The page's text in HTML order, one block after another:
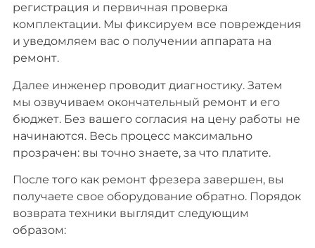
регистрация и первичная проверка
комплектации. Мы фиксируем все повреждения
и уведомляем вас о получении аппарата на
ремонт.
Далее инженер проводит диагностику. Затем
мы озвучиваем окончательный ремонт и его
бюджет. Без вашего согласия на цену работы не
начинаются. Весь процесс максимально
прозрачен: вы точно знаете, за что платите.
После того как ремонт фрезера завершен, вы
получаете свое оборудование обратно. Порядок
возврата техники выглядит следующим
образом: